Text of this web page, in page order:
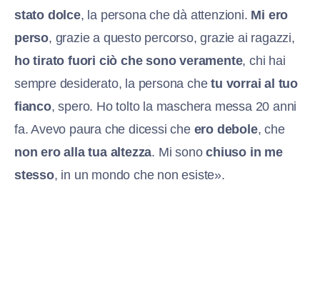
stato dolce, la persona che dà attenzioni. Mi ero
perso, grazie a questo percorso, grazie ai ragazzi,
ho tirato fuori ciò che sono veramente, chi hai
sempre desiderato, la persona chetu vorrai al tuo
fianco, spero. Ho tolto la maschera messa 20 anni
fa. Avevo paura che dicessi che ero debole, che
non ero alla tua altezza. Mi sonochiuso in me
stesso, in un mondo che non esiste».